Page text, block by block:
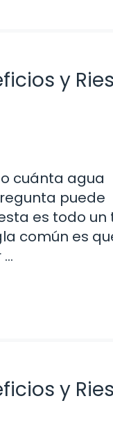
y
cuánta agua
puede
es todo un
común es
…
y